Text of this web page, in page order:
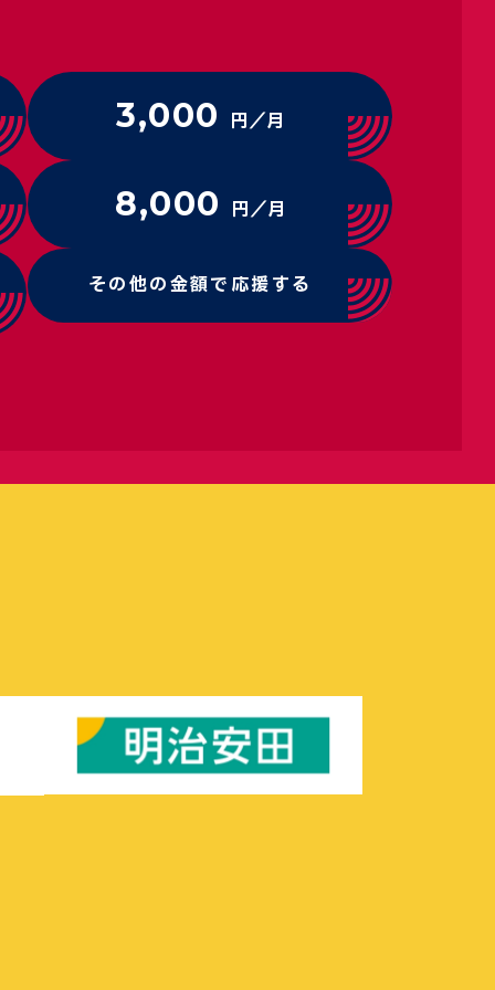
3,000 円／月
8,000 円／月
その他の金額で応援する